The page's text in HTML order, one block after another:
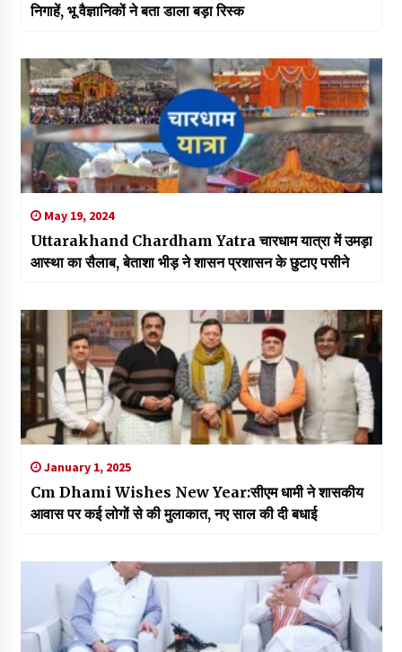
निगाहें, भू वैज्ञानिकों ने बता डाला बड़ा रिस्क
May 19, 2024
Uttarakhand Chardham Yatra चारधाम यात्रा में उमड़ा
आस्था का सैलाब, बेताशा भीड़ ने शासन प्रशासन के छुटाए पसीने
January 1, 2025
Cm Dhami Wishes New Year:सीएम धामी ने शासकीय
आवास पर कई लोगों से की मुलाकात, नए साल की दी बधाई